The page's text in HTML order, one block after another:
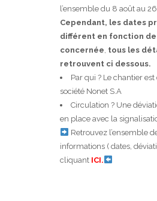
l’ensemble du 8 août au 26
Cependant, les dates
différent en fonction de
concernée tous les
retrouvent ci dessous.
Par qui ? Le chantier est
société Nonet S.A
Circulation ? Une
en place avec la
Retrouvez l’ensemble
informations ( dates,
cliquant ICI.